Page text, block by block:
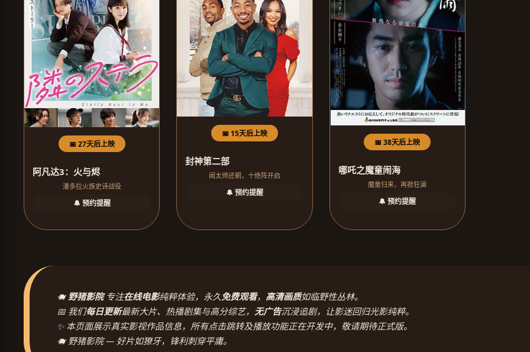
📅 27天后上映
阿凡达3：火与烬
潘多拉火族史诗战役
🔔 预约提醒
📅 15天后上映
封神第二部
闻太师还朝，十绝阵开启
🔔 预约提醒
📅 38天后上映
哪吒之魔童闹海
魔童归来，再掀狂澜
🔔 预约提醒
🐗野猪影院专注在线电影纯粹体验，永久免费观看， 高清画质如临野性丛林。
📅 我们每日更新最新大片、热播剧集与高分综艺， 无广告沉浸追剧，让影迷回归光影纯粹。
✨ 本页面展示真实影视作品信息，所有点击跳转及播放功能正在开发中，敬请期待正式版。
🐗 野猪影院 — 好片如獠牙，锋利刺穿平庸。